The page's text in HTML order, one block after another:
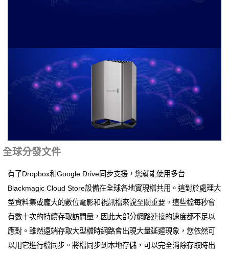
全球分發文件
有了Dropbox和Google Drive同步支援，您就能使用多台
Blackmagic Cloud Store設備在全球各地實現檔共用。這對於處理大
型資料集或龐大的數位電影和視訊檔來說至關重要。這些檔每秒會
有數十次的持續存取訪問量，因此大部分網路連接的速度都不足以
應對。雖然遠端存取大型檔時網路會出現大量延遲現象，您依然可
以用它進行檔同步。將檔同步到本地存儲，可以完全消除存取時出